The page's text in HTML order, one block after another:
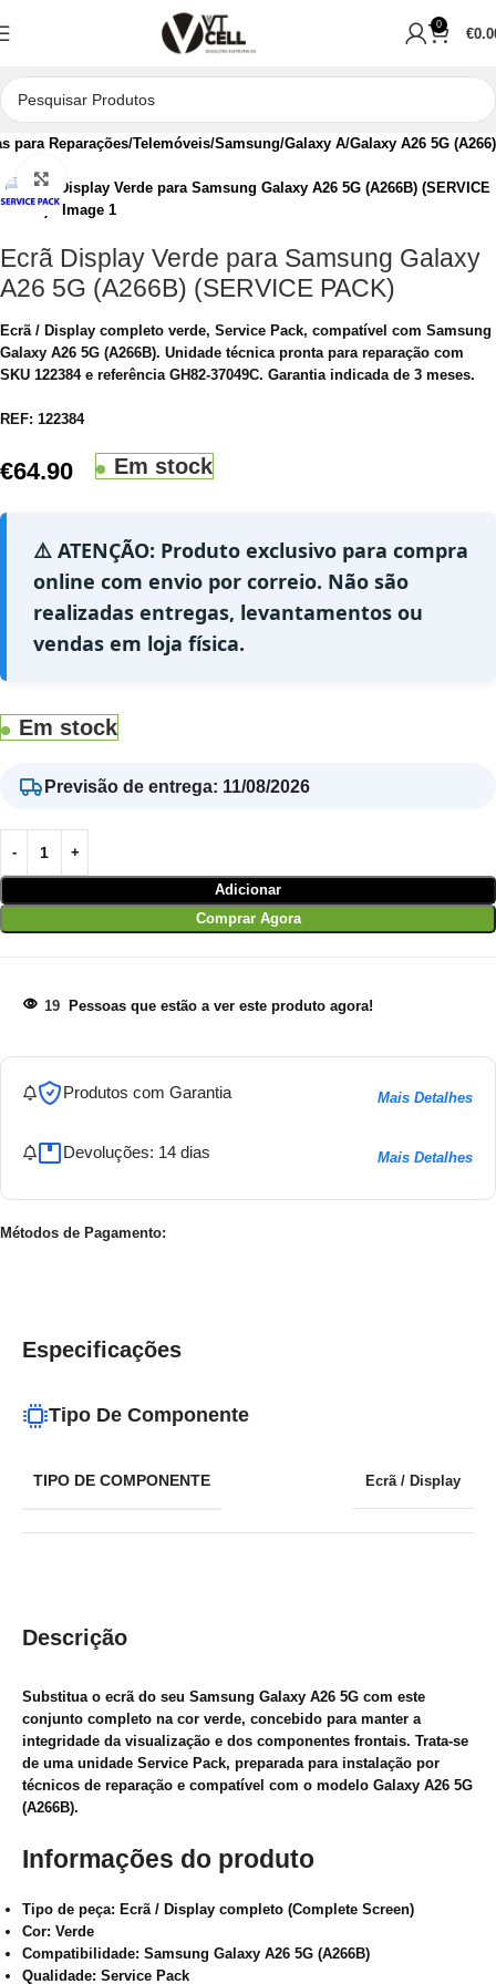
0
€
para Reparações Telemóveis Samsung Galaxy A Galaxy A26 5G (A266)
Clique para aumentar
Ecrã Display Verde para Samsung Galaxy
A26 5G (A266B) (SERVICE PACK)
Ecrã / Display completo verde, Service Pack, compatível com Samsung
Galaxy A26 5G (A266B). Unidade técnica pronta para reparação com
SKU 122384 e referência GH82-37049C. Garantia indicada de 3 meses.
REF: 122384
€64.90 Em stock
⚠️ ATENÇÃO: Produto exclusivo para compra
online com envio por correio. Não são
realizadas entregas, levantamentos ou
vendas em loja física.
Em stock
Previsão de entrega: 11/08/2026
Adicionar
Comprar Agora
19 Pessoas que estão a ver este produto agora!
Produtos com Garantia Mais Detalhes
Devoluções: 14 dias Mais Detalhes
Métodos de Pagamento:
Descrição
Substitua o ecrã do seu Samsung Galaxy A26 5G com este
conjunto completo na cor verde, concebido para manter a
integridade da visualização e dos componentes frontais. Trata-se
de uma unidade Service Pack, preparada para instalação por
técnicos de reparação e compatível com o modelo Galaxy A26 5G
(A266B).
Informações do produto
Tipo de peça: Ecrã / Display completo (Complete Screen)
Cor: Verde
Compatibilidade: Samsung Galaxy A26 5G (A266B)
Qualidade: Service Pack
Especificações
Tipo De Componente
TIPO DE COMPONENTE Ecrã / Display